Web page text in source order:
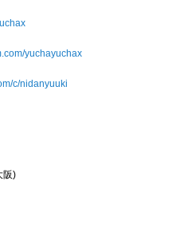
yuchayuchax
c/nidanyuuki
阪)